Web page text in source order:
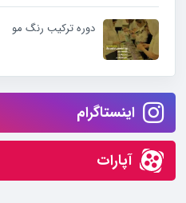
دوره ترکیب رنگ مو
اینستاگرام
آپارات